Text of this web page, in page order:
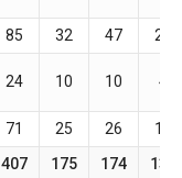
85 32 47
22
24 10 10 4
71 25 26
17
407 175 174 133